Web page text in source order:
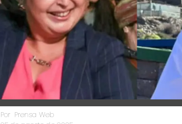
Prensa Web
Por